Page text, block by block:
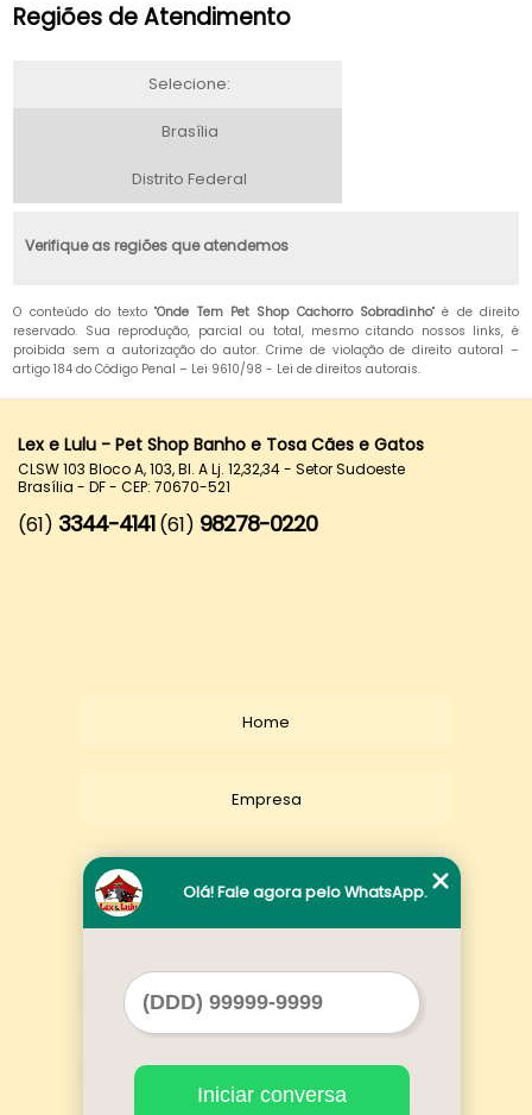
Regiões de Atendimento
Selecione:
Brasília
Distrito Federal
Verifique as regiões que atendemos
O conteúdo do texto "Onde Tem Pet Shop Cachorro Sobradinho" é de direito
reservado. Sua reprodução, parcial ou total, mesmo citando nossos links, é
proibida sem a autorização do autor. Crime de violação de direito autoral –
artigo 184 do Código Penal – Lei 9610/98 - Lei de direitos autorais.
Lex e Lulu - Pet Shop Banho e Tosa Cães e Gatos
CLSW 103 Bloco A, 103, Bl. A Lj. 12,32,34 - Setor Sudoeste
Brasília - DF - CEP: 70670-521
(61) 3344-4141 (61) 98278-0220
Home
Empresa
Contato
Mapa do site
Olá! Fale agora pelo WhatsApp.
Iniciar conversa